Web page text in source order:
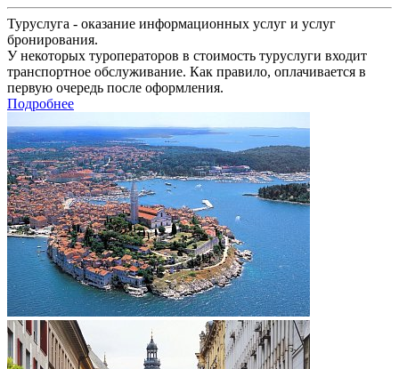
Туруслуга - оказание информационных услуг и услуг
бронирования.
У некоторых туроператоров в стоимость туруслуги входит
транспортное обслуживание. Как правило, оплачивается в
первую очередь после оформления.
Подробнее